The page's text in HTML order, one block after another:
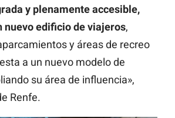
y plenamente accesible,
nuevo edificio de viajeros,
y áreas de recreo
a un nuevo modelo de
su área de influencia»,
Renfe.